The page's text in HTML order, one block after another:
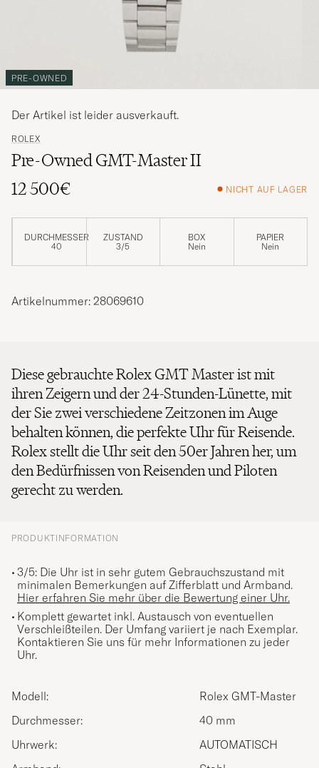
PRE-OWNED
ROLEX
Pre-Owned GMT-Master II
12 500€
NICHT AUF LAGER
DURCHMESSER
40
ZUSTAND
3/5
BOX
Nein
PAPIER
Nein
Der Artikel ist leider ausverkauft.
Artikelnummer: 28069610
Diese gebrauchte Rolex GMT Master ist mit
ihren Zeigern und der 24-Stunden-Lünette, mit
der Sie zwei verschiedene Zeitzonen im Auge
behalten können, die perfekte Uhr für Reisende.
Rolex stellt die Uhr seit den 50er Jahren her, um
den Bedürfnissen von Reisenden und Piloten
gerecht zu werden.
PRODUKTINFORMATION
3/5: Die Uhr ist in sehr gutem Gebrauchszustand mit
minimalen Bemerkungen auf Zifferblatt und Armband.
Hier erfahren Sie mehr über die Bewertung einer Uhr.
Komplett gewartet inkl. Austausch von eventuellen
Verschleißteilen. Der Umfang variiert je nach Exemplar.
Kontaktieren Sie uns für mehr Informationen zu jeder
Uhr.
Modell:
Rolex GMT-Master
Durchmesser:
40 mm
Uhrwerk:
AUTOMATISCH